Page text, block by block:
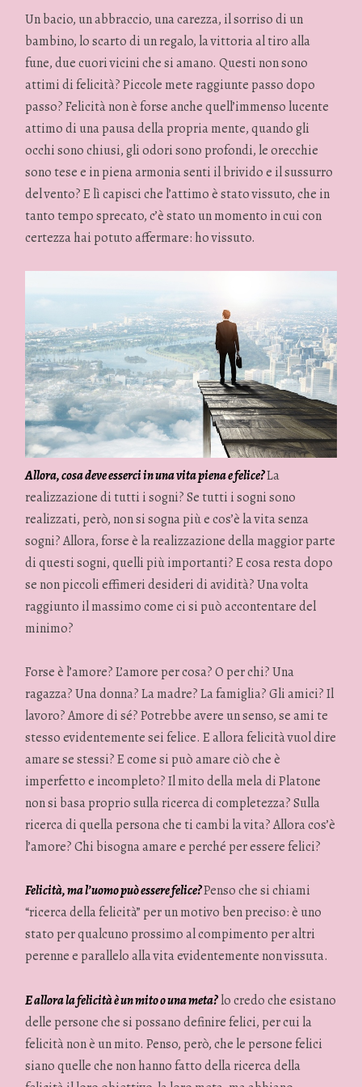
Un bacio, un abbraccio, una carezza, il sorriso di un
bambino, lo scarto di un regalo, la vittoria al tiro alla
fune, due cuori vicini che si amano. Questi non sono
attimi di felicità? Piccole mete raggiunte passo dopo
passo? Felicità non è forse anche quell’immenso lucente
attimo di una pausa della propria mente, quando gli
occhi sono chiusi, gli odori sono profondi, le orecchie
sono tese e in piena armonia senti il brivido e il sussurro
del vento? E lì capisci che l’attimo è stato vissuto, che in
tanto tempo sprecato, c’è stato un momento in cui con
certezza hai potuto affermare: ho vissuto.
Allora, cosa deve esserci in una vita piena e felice?La
realizzazione di tutti i sogni? Se tutti i sogni sono
realizzati, però, non si sogna più e cos’è la vita senza
sogni? Allora, forse è la realizzazione della maggior parte
di questi sogni, quelli più importanti? E cosa resta dopo
se non piccoli effimeri desideri di avidità? Una volta
raggiunto il massimo come ci si può accontentare del
minimo?
Forse è l’amore? L’amore per cosa? O per chi? Una
ragazza? Una donna? La madre? La famiglia? Gli amici? Il
lavoro? Amore di sé? Potrebbe avere un senso, se ami te
stesso evidentemente sei felice. E allora felicità vuol dire
amare se stessi? E come si può amare ciò che è
imperfetto e incompleto? Il mito della mela di Platone
non si basa proprio sulla ricerca di completezza? Sulla
ricerca di quella persona che ti cambi la vita? Allora cos’è
l’amore? Chi bisogna amare e perché per essere felici?
Felicità, ma l’uomo può essere felice?Penso che si chiami
“ricerca della felicità” per un motivo ben preciso: è uno
stato per qualcuno prossimo al compimento per altri
perenne e parallelo alla vita evidentemente non vissuta.
E allora la felicità è un mito o una meta?lo credo che esistano
delle persone che si possano definire felici, per cui la
felicità non è un mito. Penso, però, che le persone felici
siano quelle che non hanno fatto della ricerca della